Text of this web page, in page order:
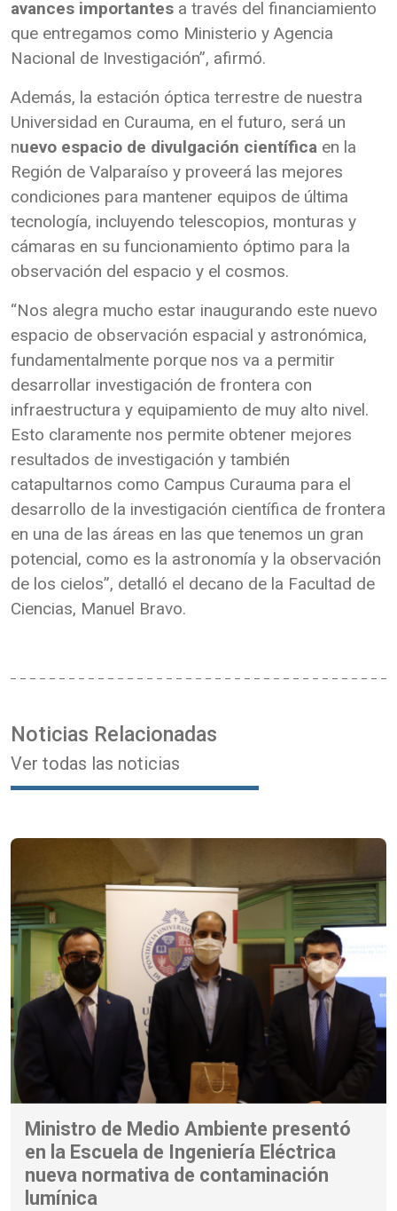
avances importantes a través del financiamiento
que entregamos como Ministerio y Agencia
Nacional de Investigación”, afirmó.
Además, la estación óptica terrestre de nuestra
Universidad en Curauma, en el futuro, será un
nuevo espacio de divulgación científica en la
Región de Valparaíso y proveerá las mejores
condiciones para mantener equipos de última
tecnología, incluyendo telescopios, monturas y
cámaras en su funcionamiento óptimo para la
observación del espacio y el cosmos.
“Nos alegra mucho estar inaugurando este nuevo
espacio de observación espacial y astronómica,
fundamentalmente porque nos va a permitir
desarrollar investigación de frontera con
infraestructura y equipamiento de muy alto nivel.
Esto claramente nos permite obtener mejores
resultados de investigación y también
catapultarnos como Campus Curauma para el
desarrollo de la investigación científica de frontera
en una de las áreas en las que tenemos un gran
potencial, como es la astronomía y la observación
de los cielos”, detalló el decano de la Facultad de
Ciencias, Manuel Bravo.
Noticias Relacionadas
Ver todas las noticias
Ministro de Medio Ambiente presentó
en la Escuela de Ingeniería Eléctrica
nueva normativa de contaminación
lumínica